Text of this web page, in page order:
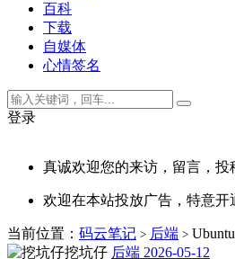
百科
下载
自媒体
心情签名
登录
真诚欢迎您的来访，留言，
欢迎在本站投放广告，特意开
当前位置： 码云笔记 > 后端 >
挖坑仔 后端 2026-05-12